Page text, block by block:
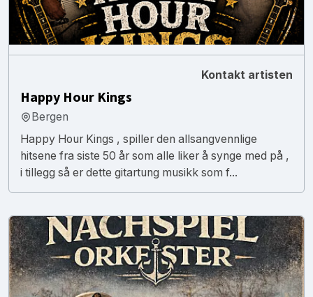
Kontakt artisten
Happy Hour Kings
Bergen
Happy Hour Kings , spiller den allsangvennlige
hitsene fra siste 50 år som alle liker å synge med på ,
i tillegg så er dette gitartung musikk som f...